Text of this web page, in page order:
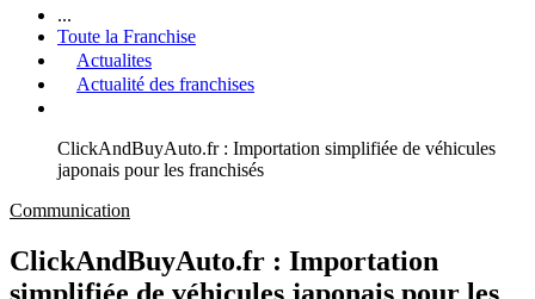
...
Toute la Franchise
Actualites
Actualité des franchises
ClickAndBuyAuto.fr : Importation simplifiée de véhicules
japonais pour les franchisés
Communication
ClickAndBuyAuto.fr : Importation
simplifiée de véhicules japonais pour les